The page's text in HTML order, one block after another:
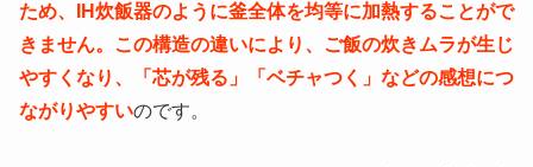
ため、IH炊飯器のように釜全体を均等に加熱することがで
きません。この構造の違いにより、ご飯の炊きムラが生じ
やすくなり、「芯が残る」「ベチャつく」などの感想につ
ながりやすいのです。